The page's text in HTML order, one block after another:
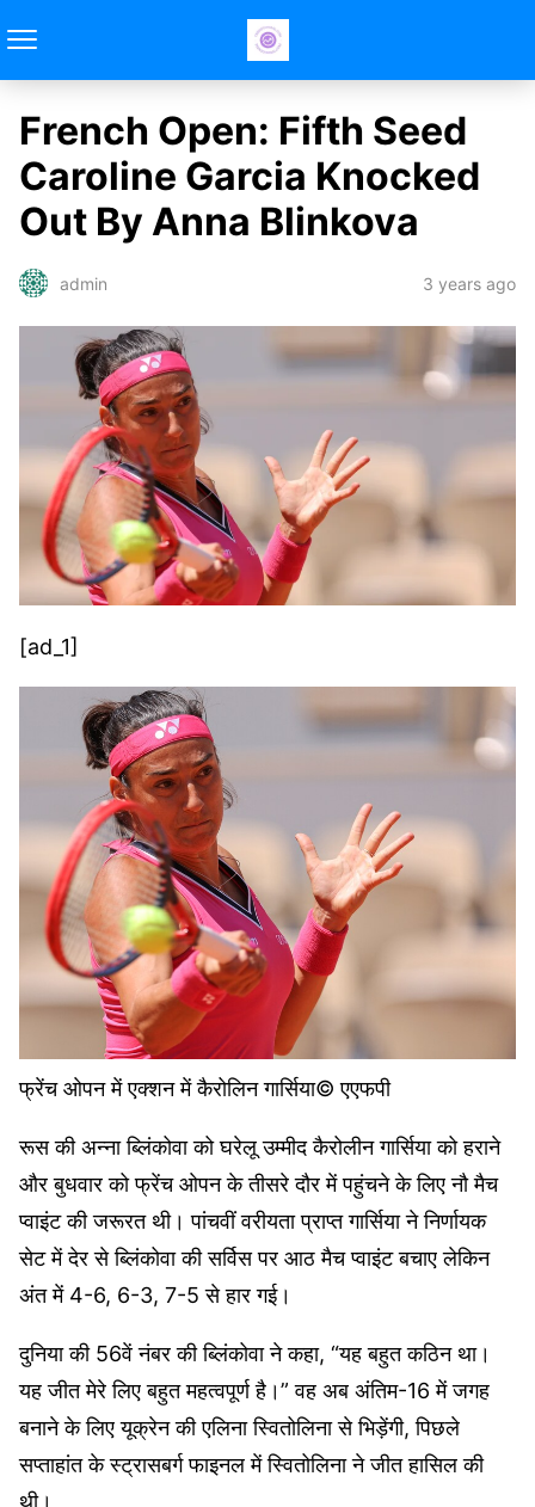
French Open: Fifth Seed
Caroline Garcia Knocked
Out By Anna Blinkova
admin 3 years ago
[ad_1]
फ्रेंच ओपन में एक्शन में कैरोलिन गार्सिया© एएफपी
रूस की अन्ना ब्लिंकोवा को घरेलू उम्मीद कैरोलीन गार्सिया को हराने
और बुधवार को फ्रेंच ओपन के तीसरे दौर में पहुंचने के लिए नौ मैच
प्वाइंट की जरूरत थी। पांचवीं वरीयता प्राप्त गार्सिया ने निर्णायक
सेट में देर से ब्लिंकोवा की सर्विस पर आठ मैच प्वाइंट बचाए लेकिन
अंत में 4-6, 6-3, 7-5 से हार गई।
दुनिया की 56वें ​​नंबर की ब्लिंकोवा ने कहा, “यह बहुत कठिन था।
यह जीत मेरे लिए बहुत महत्वपूर्ण है।” वह अब अंतिम-16 में जगह
बनाने के लिए यूक्रेन की एलिना स्वितोलिना से भिड़ेंगी, पिछले
सप्ताहांत के स्ट्रासबर्ग फाइनल में स्वितोलिना ने जीत हासिल की
थी।